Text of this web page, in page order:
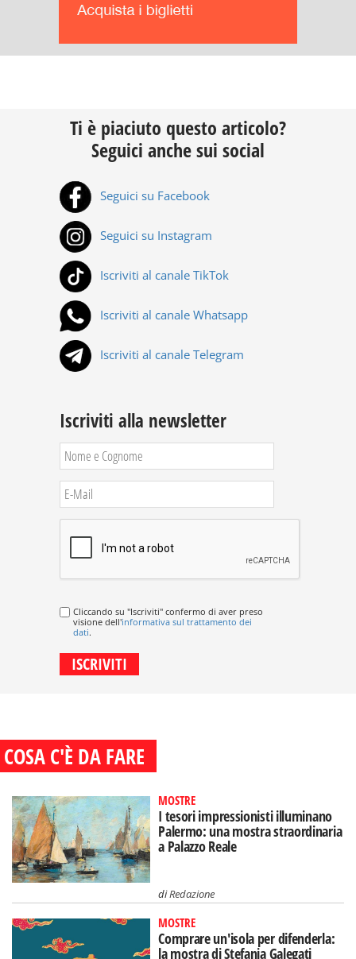
Ti è piaciuto questo articolo?
Seguici anche sui social
Seguici su Facebook
Seguici su Instagram
Iscriviti al canale TikTok
Iscriviti al canale Whatsapp
Iscriviti al canale Telegram
Iscriviti alla newsletter
Cliccando su "Iscriviti" confermo di aver preso
visione dell'informativa sul trattamento dei
dati.
COSA C'È DA FARE
MOSTRE
I tesori impressionisti illuminano
Palermo: una mostra straordinaria
a Palazzo Reale
diRedazione
MOSTRE
Comprare un'isola per difenderla:
la mostra di Stefania Galegati